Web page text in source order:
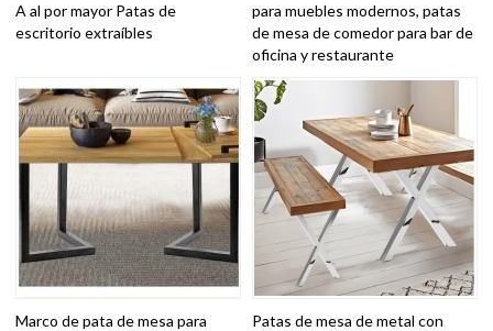
A al por mayor Patas de
escritorio extraíbles
para muebles modernos, patas
de mesa de comedor para bar de
oficina y restaurante
Marco de pata de mesa para Patas de mesa de metal con